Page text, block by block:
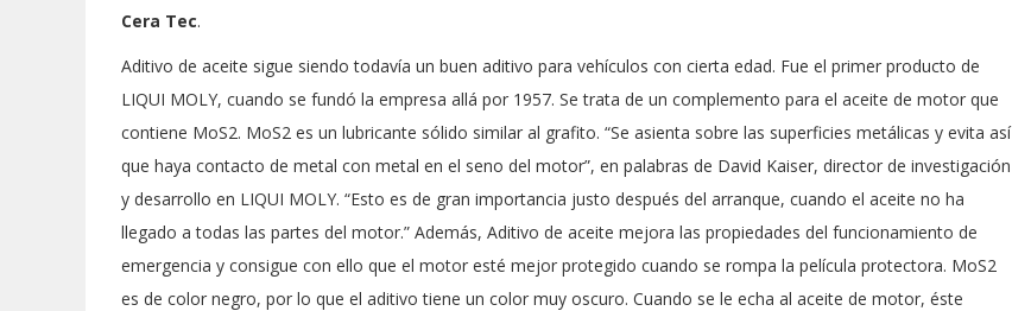
Cera Tec.
Aditivo de aceite sigue siendo todavía un buen aditivo para vehículos con cierta edad. Fue el primer producto de
LIQUI MOLY, cuando se fundó la empresa allá por 1957. Se trata de un complemento para el aceite de motor que
contiene MoS2. MoS2 es un lubricante sólido similar al grafito. “Se asienta sobre las superficies metálicas y evita así
que haya contacto de metal con metal en el seno del motor”, en palabras de David Kaiser, director de investigación
y desarrollo en LIQUI MOLY. “Esto es de gran importancia justo después del arranque, cuando el aceite no ha
llegado a todas las partes del motor.” Además, Aditivo de aceite mejora las propiedades del funcionamiento de
emergencia y consigue con ello que el motor esté mejor protegido cuando se rompa la película protectora. MoS2
es de color negro, por lo que el aditivo tiene un color muy oscuro. Cuando se le echa al aceite de motor, éste